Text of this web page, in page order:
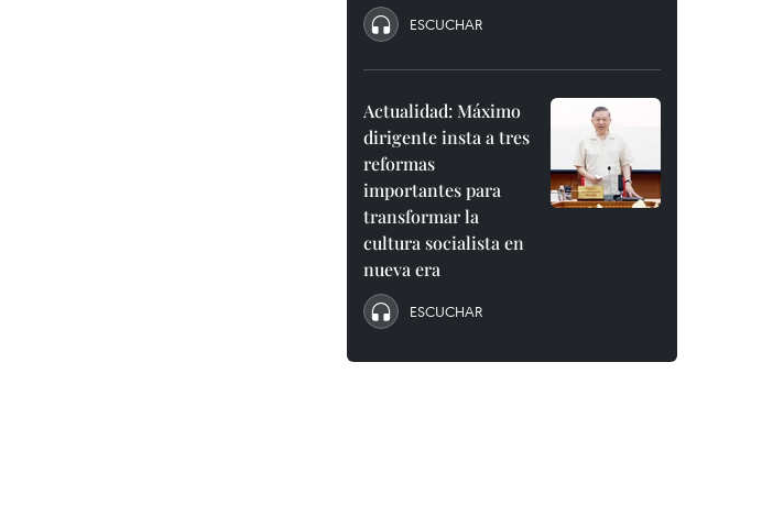
ESCUCHAR
Actualidad: Máximo
dirigente insta a tres
reformas
importantes para
transformar la
cultura socialista en
nueva era
ESCUCHAR